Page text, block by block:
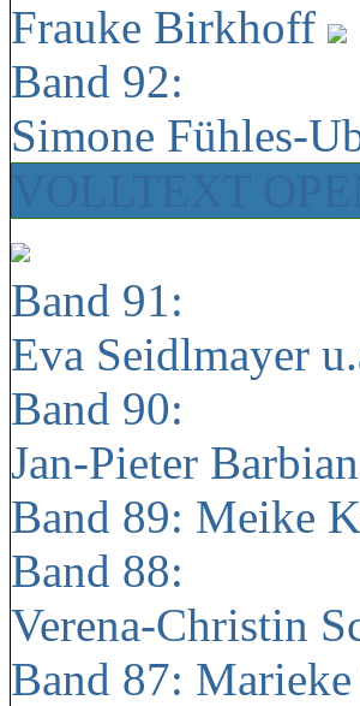
Frauke Birkhoff
Band 92:
Simone Fühles-
Band 91:
Eva Seidlmayer
Band 90:
Jan-Pieter Barbian
Band 89: Meike
Band 88:
Verena-Christin
Band 87: